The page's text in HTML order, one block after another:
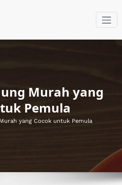
Murah yang
Pemula
yang Cocok untuk Pemula